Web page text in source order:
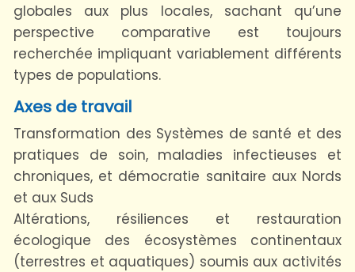
globales aux plus locales, sachant qu’une
perspective comparative est toujours
recherchée impliquant variablement différents
types de populations.
Axes de travail
Transformation des Systèmes de santé et des
pratiques de soin, maladies infectieuses et
chroniques, et démocratie sanitaire aux Nords
et aux Suds
Altérations, résiliences et restauration
écologique des écosystèmes continentaux
(terrestres et aquatiques) soumis aux activités